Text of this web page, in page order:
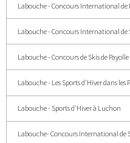
Labouche - Concours International de
Labouche - Concours International de
Labouche - Concours de Skis de Payolle
Labouche - Les Sports d'Hiver dans les
Labouche - Sports d'Hiver à Luchon
Labouche- Concours International de